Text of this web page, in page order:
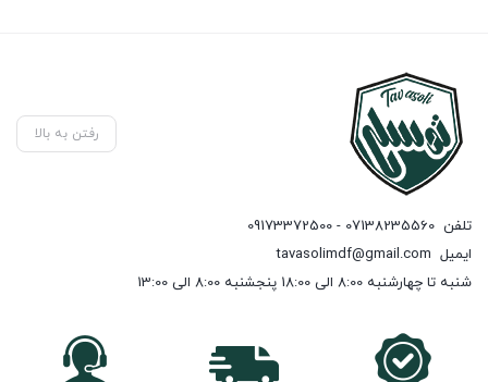
رفتن به بالا
تلفن 07138235560 - 09173372500
ایمیل tavasolimdf@gmail.com
شنبه تا چهارشنبه 8:00 الی 18:00 پنجشنبه 8:00 الی 13:00